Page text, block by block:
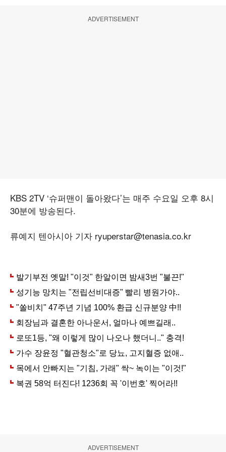
ADVERTISEMENT
KBS 2TV ‘슈퍼맨이 돌아왔다’는 매주 수요일 오후 8시
30분에 방송된다.
류예지 텐아시아 기자 ryuperstar@tenasia.co.kr
ADVERTISEMENT